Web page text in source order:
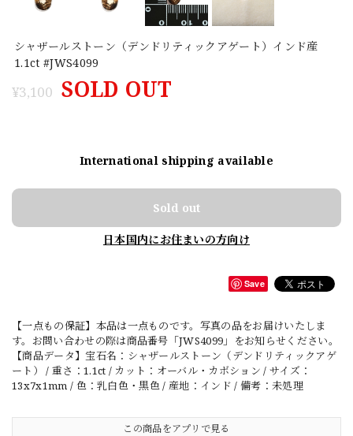
シャザールストーン（デンドリティックアゲート）インド産
1.1ct #JWS4099
¥3,100 SOLD OUT
International shipping available
Sold out
日本国内にお住まいの方向け
Save
【一点もの保証】本品は一点ものです。写真の品をお届けいたしま
す。お問い合わせの際は商品番号「JWS4099」をお知らせください。
【商品データ】宝石名：シャザールストーン（デンドリティックアゲ
ート） / 重さ：1.1ct / カット：オーバル・カボション / サイズ：
13x7x1mm / 色：乳白色・黒色 / 産地：インド / 備考：未処理
この商品をアプリで見る